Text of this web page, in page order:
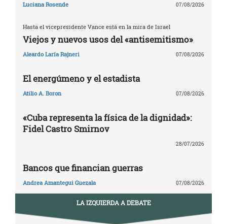
Luciana Rosende 07/08/2026
Hasta el vicepresidente Vance está en la mira de Israel
Viejos y nuevos usos del «antisemitismo»
Aleardo Laría Rajneri 07/08/2026
El energúmeno y el estadista
Atilio A. Boron 07/08/2026
«Cuba representa la física de la dignidad»:
Fidel Castro Smirnov
28/07/2026
Bancos que financian guerras
Andrea Amantegui Guezala 07/08/2026
LA IZQUIERDA A DEBATE